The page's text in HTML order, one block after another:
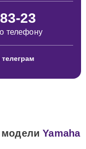
23
телефону
телеграм
моделиYamaha